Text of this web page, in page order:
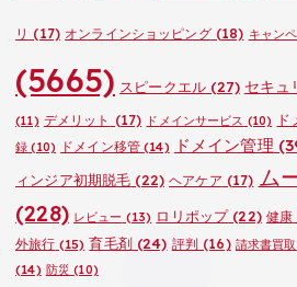
リ (17) オンラインショッピング(18) キャン
(5665) スピークエル(27) セキュ
(11) デメリット (17) ドメインサービス (10)
録 (10) ドメイン移管(14) ドメイン管理
ィンジア初期脱毛 (22) ヘアケア (17) ム
(228) レビュー (13) ロリポップ(22) 健康
外旅行 (15) 育毛剤(24) 評判 (16) 請求書買取
(14) 防災 (10)